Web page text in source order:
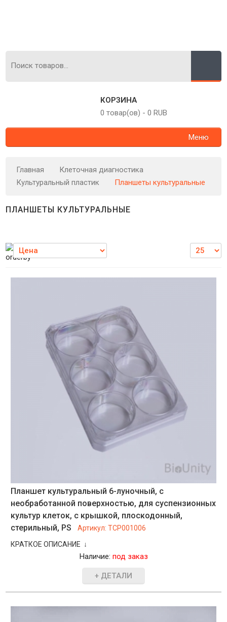
КОРЗИНА
0 товар(ов) - 0 RUB
Меню
Главная
Клеточная диагностика
Культуральный пластик
Планшеты культуральные
ПЛАНШЕТЫ КУЛЬТУРАЛЬНЫЕ
Планшет культуральный 6-луночный, с
необработанной поверхностью, для суспензионных
культур клеток, с крышкой, плоскодонный,
стерильный, PS
Артикул:TCP001006
КРАТКОЕ ОПИСАНИЕ ↓
Наличие: под заказ
+ ДЕТАЛИ